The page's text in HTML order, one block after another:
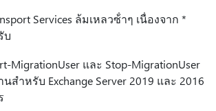
Services ล้มเหลวซ้ําๆ เนื่องจาก *
บ
MigrationUser และ Stop-MigrationUser
สําหรับ Exchange Server 2019 และ 2016